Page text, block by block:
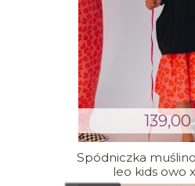
Spódniczka
leo kids owo
139,00